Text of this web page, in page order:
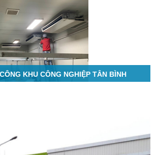
KHU CÔNG NGHIỆP TÂN BÌNH